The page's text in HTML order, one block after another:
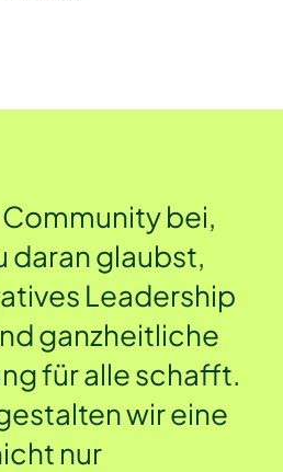
bei,
daran glaubst,
Leadership
ganzheitliche
für alle schafft.
wir eine
nur